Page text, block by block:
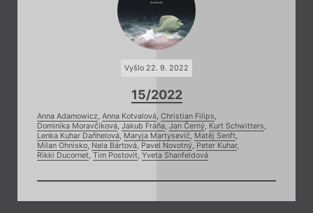
Vyšlo 22. 9. 2022
15/2022
Anna Adamowicz, Anna Kotvalová, Christian Filips,
Dominika Moravčíková, Jakub Fráňa, Jan Černý, Kurt Schwitters,
Lenka Kuhar Daňhelová, Maryja Martysevič, Matěj Senft,
Milan Ohnisko, Nela Bártová, Pavel Novotný, Peter Kuhar,
Rikki Ducornet, Tim Postovit, Yveta Shanfeldová